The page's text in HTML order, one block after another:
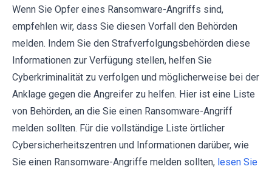
Wenn Sie Opfer eines Ransomware-Angriffs sind,
empfehlen wir, dass Sie diesen Vorfall den Behörden
melden. Indem Sie den Strafverfolgungsbehörden diese
Informationen zur Verfügung stellen, helfen Sie
Cyberkriminalität zu verfolgen und möglicherweise bei der
Anklage gegen die Angreifer zu helfen. Hier ist eine Liste
von Behörden, an die Sie einen Ransomware-Angriff
melden sollten. Für die vollständige Liste örtlicher
Cybersicherheitszentren und Informationen darüber, wie
Sie einen Ransomware-Angriffe melden sollten, lesen Sie